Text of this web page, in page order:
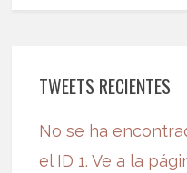
TWEETS RECIENTES
No se ha
el ID 1. Ve a la